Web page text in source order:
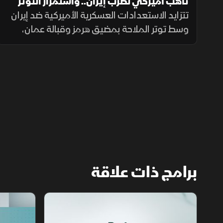
بمضيق هرمز
تتزايد الاستعدادات العسكرية الأميركية ضد إيران
وسط توتر الملاحة بمضيق هرمز وقبالة عمان،
بينما يتصاعد التوتر في جنوب لبنان، بالتزامن مع
برامج ذات علاقة
مع الشرق الأوسط الخبر الآخر